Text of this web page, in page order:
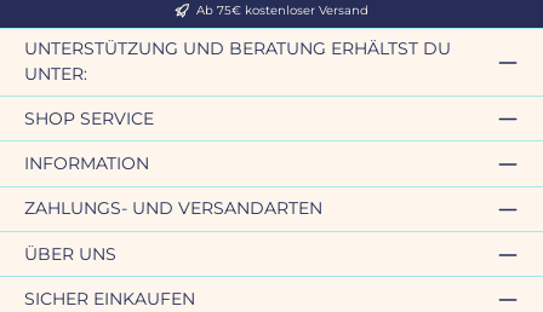
Ab 75€ kostenloser Versand
UNTERSTÜTZUNG UND BERATUNG ERHÄLTST DU
UNTER:
SHOP SERVICE
INFORMATION
ZAHLUNGS- UND VERSANDARTEN
ÜBER UNS
SICHER EINKAUFEN